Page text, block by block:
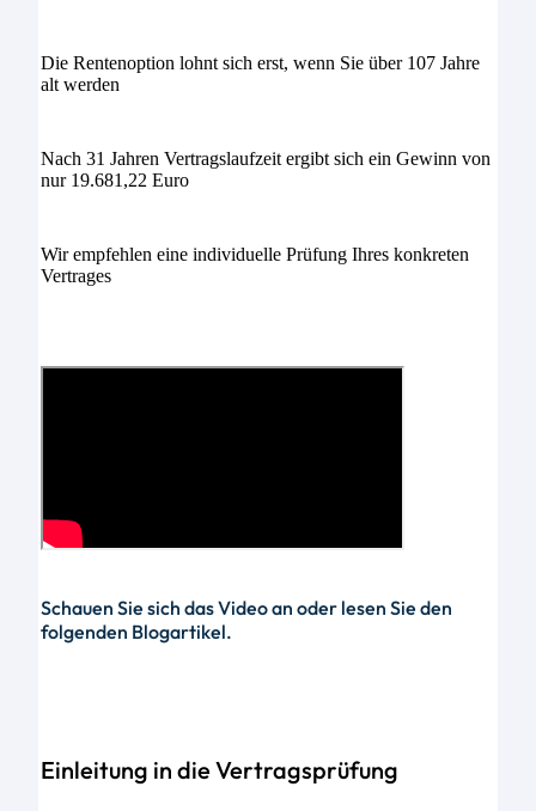
Die Rentenoption lohnt sich erst, wenn Sie über 107 Jahre
alt werden
Nach 31 Jahren Vertragslaufzeit ergibt sich ein Gewinn von
nur 19.681,22 Euro
Wir empfehlen eine individuelle Prüfung Ihres konkreten
Vertrages
Schauen Sie sich das Video an oder lesen Sie den
folgenden Blogartikel.
Einleitung in die Vertragsprüfung